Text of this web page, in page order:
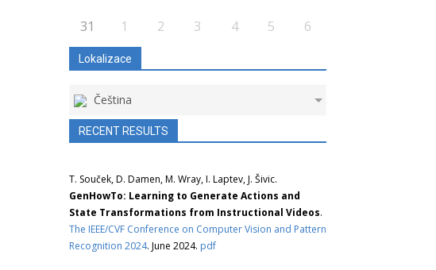
31 1 2 3 4 5 6
Lokalizace
Čeština
RECENT RESULTS
T. Souček, D. Damen, M. Wray, I. Laptev, J. Šivic.
GenHowTo: Learning to Generate Actions and
State Transformations from Instructional Videos.
The IEEE/CVF Conference on Computer Vision and Pattern
Recognition 2024. June 2024. pdf